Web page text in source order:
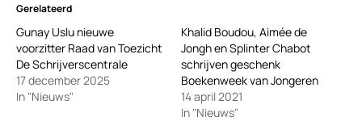
Gerelateerd
Gunay Uslu nieuwe
voorzitter Raad van Toezicht
De Schrijverscentrale
17 december 2025
In "Nieuws"
Khalid Boudou, Aimée de
Jongh en Splinter Chabot
schrijven geschenk
Boekenweek van Jongeren
14 april 2021
In "Nieuws"